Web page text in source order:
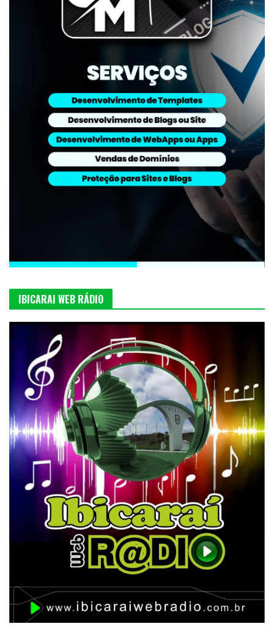
IBICARAI WEB RÁDIO